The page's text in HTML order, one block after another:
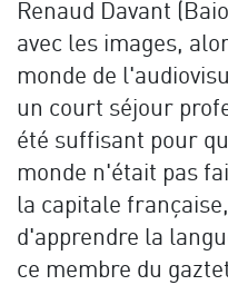
Renaud Davant
avec les images,
monde de
un court séjour
été suffisant pour
monde n'était pas
la capitale
d'apprendre la
ce membre du